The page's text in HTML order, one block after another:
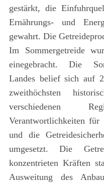
gestärkt, die
Ernährungs- und
gewahrt. Die
Im Sommergetreide
einegebracht. Die
Landes belief sich auf
zweithöchsten
verschiedenen
Verantwortlichkeiten für
und die
umgesetzt. Die
konzentrieten Kräften
Ausweitung des